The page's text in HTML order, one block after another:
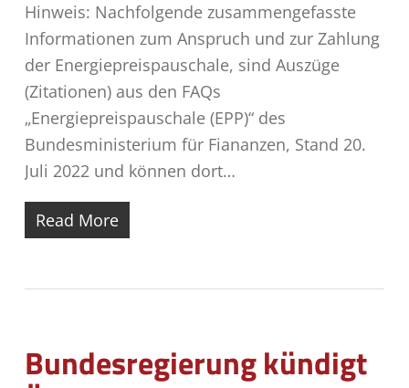
Hinweis: Nachfolgende zusammengefasste
Informationen zum Anspruch und zur Zahlung
der Energiepreispauschale, sind Auszüge
(Zitationen) aus den FAQs
„Energiepreispauschale (EPP)“ des
Bundesministerium für Fiananzen, Stand 20.
Juli 2022 und können dort…
Read More
Bundesregierung kündigt